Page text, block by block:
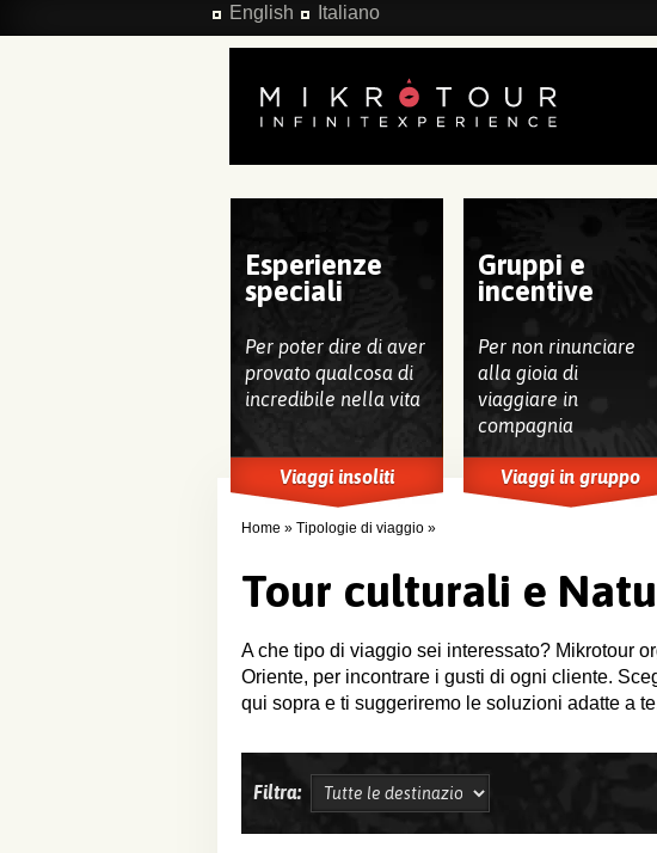
Salta al contenuto principaleEnglish Italiano
Home » Tipologie di viaggio »
Esperienze
speciali
Per poter dire di aver
provato qualcosa di
incredibile nella vita
Viaggi insoliti
Gruppi e
incentive
Per non rinunciare
alla gioia di
viaggiare in
compagnia
Viaggi in gruppo
Tour culturali e
A che tipo di viaggio sei interessato? Mikrotour
Oriente, per incontrare i gusti di ogni cliente.
qui sopra e ti suggeriremo le soluzioni adatte a
Filtra: